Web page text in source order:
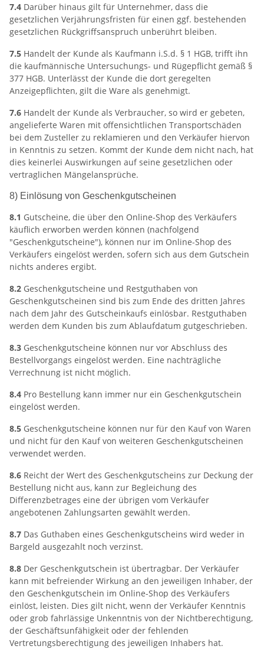
7.4 Darüber hinaus gilt für Unternehmer, dass die
gesetzlichen Verjährungsfristen für einen ggf. bestehenden
gesetzlichen Rückgriffsanspruch unberührt bleiben.
7.5 Handelt der Kunde als Kaufmann i.S.d. § 1 HGB, trifft ihn
die kaufmännische Untersuchungs- und Rügepflicht gemäß §
377 HGB. Unterlässt der Kunde die dort geregelten
Anzeigepflichten, gilt die Ware als genehmigt.
7.6 Handelt der Kunde als Verbraucher, so wird er gebeten,
angelieferte Waren mit offensichtlichen Transportschäden
bei dem Zusteller zu reklamieren und den Verkäufer hiervon
in Kenntnis zu setzen. Kommt der Kunde dem nicht nach, hat
dies keinerlei Auswirkungen auf seine gesetzlichen oder
vertraglichen Mängelansprüche.
8) Einlösung von Geschenkgutscheinen
8.1 Gutscheine, die über den Online-Shop des Verkäufers
käuflich erworben werden können (nachfolgend
"Geschenkgutscheine"), können nur im Online-Shop des
Verkäufers eingelöst werden, sofern sich aus dem Gutschein
nichts anderes ergibt.
8.2 Geschenkgutscheine und Restguthaben von
Geschenkgutscheinen sind bis zum Ende des dritten Jahres
nach dem Jahr des Gutscheinkaufs einlösbar. Restguthaben
werden dem Kunden bis zum Ablaufdatum gutgeschrieben.
8.3 Geschenkgutscheine können nur vor Abschluss des
Bestellvorgangs eingelöst werden. Eine nachträgliche
Verrechnung ist nicht möglich.
8.4 Pro Bestellung kann immer nur ein Geschenkgutschein
eingelöst werden.
8.5 Geschenkgutscheine können nur für den Kauf von Waren
und nicht für den Kauf von weiteren Geschenkgutscheinen
verwendet werden.
8.6 Reicht der Wert des Geschenkgutscheins zur Deckung der
Bestellung nicht aus, kann zur Begleichung des
Differenzbetrages eine der übrigen vom Verkäufer
angebotenen Zahlungsarten gewählt werden.
8.7 Das Guthaben eines Geschenkgutscheins wird weder in
Bargeld ausgezahlt noch verzinst.
8.8 Der Geschenkgutschein ist übertragbar. Der Verkäufer
kann mit befreiender Wirkung an den jeweiligen Inhaber, der
den Geschenkgutschein im Online-Shop des Verkäufers
einlöst, leisten. Dies gilt nicht, wenn der Verkäufer Kenntnis
oder grob fahrlässige Unkenntnis von der Nichtberechtigung,
der Geschäftsunfähigkeit oder der fehlenden
Vertretungsberechtigung des jeweiligen Inhabers hat.